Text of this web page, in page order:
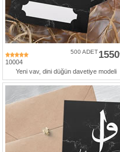
Numune
Talebi
(ücretsiz)
Gerçek
Müşteri
Sözleri
10004
1550
500 ADET
Yeni vav, dini düğün davetiye modeli